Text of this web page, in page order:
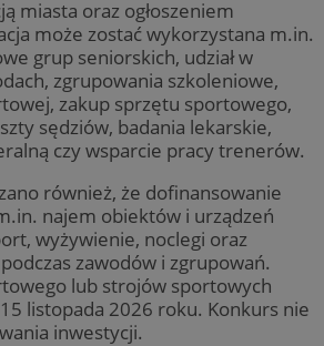
miasta oraz ogłoszeniem
może zostać wykorzystana m.in.
grup seniorskich, udział w
zgrupowania szkoleniowe,
zakup sprzętu sportowego,
sędziów, badania lekarskie,
czy wsparcie pracy trenerów.
również, że dofinansowanie
najem obiektów i urządzeń
wyżywienie, noclegi oraz
zawodów i zgrupowań.
lub strojów sportowych
listopada 2026 roku. Konkurs nie
inwestycji.